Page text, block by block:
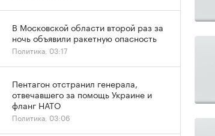
В Московской области второй раз за
ночь объявили ракетную опасность
Политика, 03:17
Пентагон отстранил генерала,
отвечавшего за помощь Украине и
фланг НАТО
Политика, 03:06